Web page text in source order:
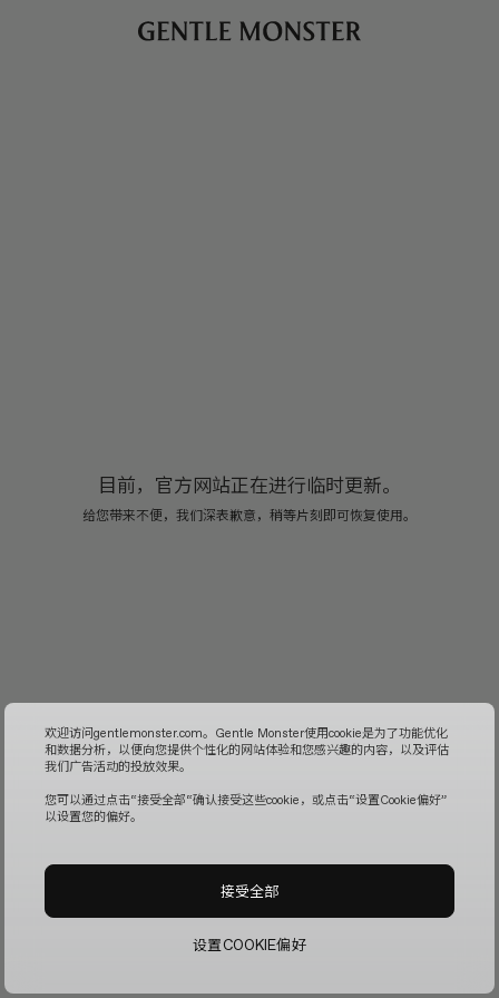
目前，官方网站正在进行临时更新。
给您带来不便，我们深表歉意，稍等片刻即可恢复使用。
欢迎访问gentlemonster.com。Gentle Monster使用cookie是为了功能优化
和数据分析，以便向您提供个性化的网站体验和您感兴趣的内容，以及评估
我们广告活动的投放效果。
您可以通过点击“接受全部“确认接受这些cookie，或点击“设置Cookie偏好”
以设置您的偏好。
设置COOKIE偏好
接受全部